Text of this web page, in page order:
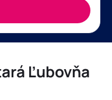
Ľubovňa